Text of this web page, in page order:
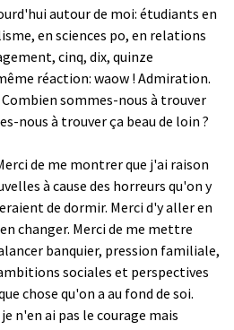
autour de moi: étudiants en
en sciences po, en relations
cinq, dix, quinze
réaction: waow ! Admiration.
sommes-nous à trouver
nous à trouver ça beau de loin ?
de me montrer que j'ai raison
à cause des horreurs qu'on y
de dormir. Merci d'y aller en
changer. Merci de me mettre
banquier, pression familiale,
sociales et perspectives
chose qu'on a au fond de soi.
n'en ai pas le courage mais